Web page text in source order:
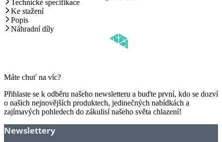
Technické specifikace
Ke stažení
Popis
Náhradní díly
Máte chuť na víc?
Přihlaste se k odběru našeho newsletteru a buďte první, kdo se dozví
o našich nejnovějších produktech, jedinečných nabídkách a
zajímavých pohledech do zákulisí našeho světa chlazení!
Newslettery